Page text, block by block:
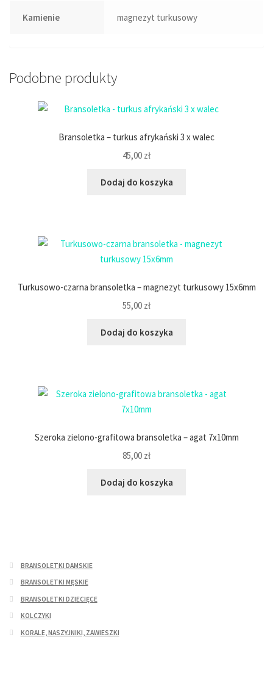
Kamienie magnezyt turkusowy
Podobne produkty
Bransoletka – turkus afrykański 3 x walec
45,00 zł
Dodaj do koszyka
Turkusowo-czarna bransoletka – magnezyt turkusowy 15x6mm
55,00 zł
Dodaj do koszyka
Szeroka zielono-grafitowa bransoletka – agat 7x10mm
85,00 zł
Dodaj do koszyka
BRANSOLETKI DAMSKIE
BRANSOLETKI MĘSKIE
BRANSOLETKI DZIECIĘCE
KOLCZYKI
KORALE, NASZYJNIKI, ZAWIESZKI